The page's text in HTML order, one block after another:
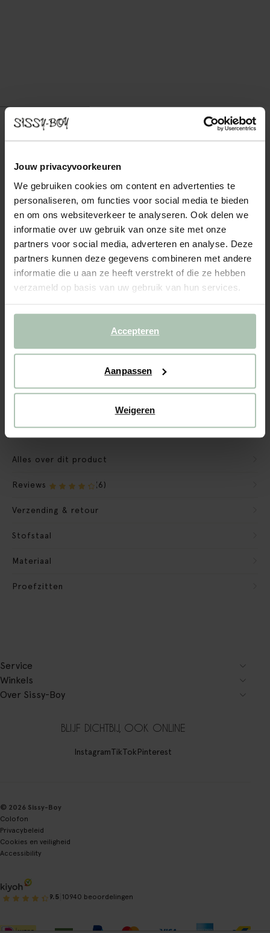
Jouw privacyvoorkeuren
We gebruiken cookies om content en advertenties te
personaliseren, om functies voor social media te bieden
en om ons websiteverkeer te analyseren. Ook delen we
informatie over uw gebruik van onze site met onze
partners voor social media, adverteren en analyse. Deze
partners kunnen deze gegevens combineren met andere
informatie die u aan ze heeft verstrekt of die ze hebben
verzameld op basis van uw gebruik van hun services.
Accepteren
Aanpassen
Weigeren
EARL VELVET OTTO LONGUE LINKS JUKE
799.00
Otto longue links uit de Earl serie van Sissy-Boy. De otto longue
kan gebruikt worden als onderdeel van de modulaire Earl bank in
combinatie met andere losse onderdelen. De Earl bank is
kenmerkend door de strakke stoffering die de...
1 Model:Otto longue links (1x) + opties
2 Stof: Juke Grijsblauw 158 + kleuropties
We maken de bank gebruiksklaar
Verpakkingsmateriaal nemen we mee
Banken retourvoorwaarden
Alles over dit product
Reviews (6)
Verzending & retour
Stofstaal
Materiaal
Proefzitten
Service
Winkels
Over Sissy-Boy
BLIJF DICHTBIJ, OOK ONLINE
InstagramTikTokPinterest
© 2026 Sissy-Boy
Colofon
Privacybeleid
Cookies en veiligheid
Accessibility
9.5 10940 beoordelingen